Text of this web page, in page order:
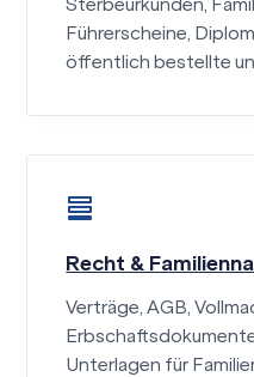
Führerscheine,
öffentlich bestellte
Recht &
Verträge, AGB,
Unterlagen für